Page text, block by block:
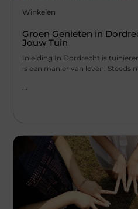
Winkelen
Groen Genieten in
Jouw Tuin
Inleiding In Dordrecht is
is een manier van leven. Steeds
...